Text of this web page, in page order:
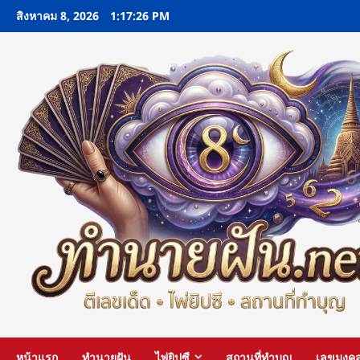
Skipสิงหาคม 8, 2026 1:17:28 PM